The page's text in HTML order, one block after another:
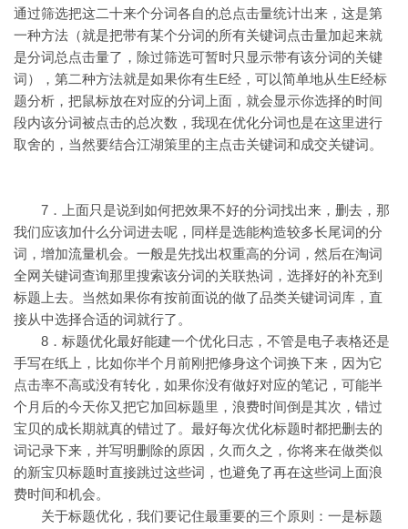
通过筛选把这二十来个分词各自的总点击量统计出来，这是第
一种方法（就是把带有某个分词的所有关键词点击量加起来就
是分词总点击量了，除过筛选可暂时只显示带有该分词的关键
词），第二种方法就是如果你有生E经，可以简单地从生E经标
题分析，把鼠标放在对应的分词上面，就会显示你选择的时间
段内该分词被点击的总次数，我现在优化分词也是在这里进行
取舍的，当然要结合江湖策里的主点击关键词和成交关键词。
7．上面只是说到如何把效果不好的分词找出来，删去，那
我们应该加什么分词进去呢，同样是选能构造较多长尾词的分
词，增加流量机会。一般是先找出权重高的分词，然后在淘词
全网关键词查询那里搜索该分词的关联热词，选择好的补充到
标题上去。当然如果你有按前面说的做了品类关键词词库，直
接从中选择合适的词就行了。
8．标题优化最好能建一个优化日志，不管是电子表格还是
手写在纸上，比如你半个月前刚把修身这个词换下来，因为它
点击率不高或没有转化，如果你没有做好对应的笔记，可能半
个月后的今天你又把它加回标题里，浪费时间倒是其次，错过
宝贝的成长期就真的错过了。最好每次优化标题时都把删去的
词记录下来，并写明删除的原因，久而久之，你将来在做类似
的新宝贝标题时直接跳过这些词，也避免了再在这些词上面浪
费时间和机会。
关于标题优化，我们要记住最重要的三个原则：一是标题